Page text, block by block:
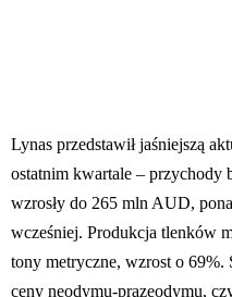
Lynas przedstawił jaśniejszą
ostatnim kwartale – przychody
wzrosły do 265 mln AUD,
wcześniej. Produkcja tlenków
tony metryczne, wzrost o 69%.
ceny neodymu-prazeodymu,